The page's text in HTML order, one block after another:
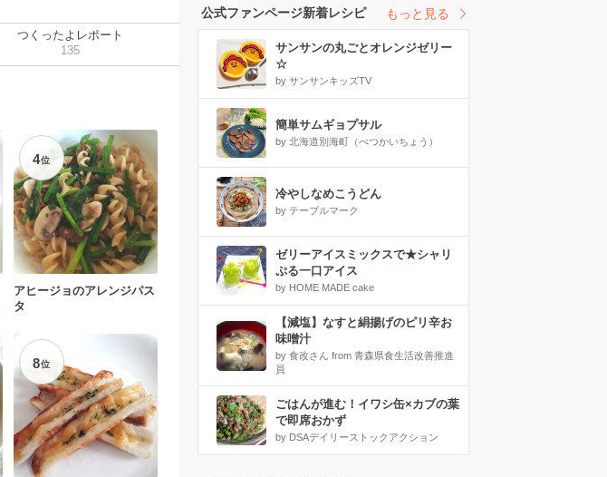
つくったよレポート
135
4位
アヒージョのアレンジパス
タ
8位
公式ファンページ新着レシピ もっと見る
サンサンの丸ごとオレンジゼリー
☆
by サンサンキッズTV
簡単サムギョプサル
by 北海道別海町（べつかいちょう）
冷やしなめこうどん
by テーブルマーク
ゼリーアイスミックスで★シャリ
ぷる一口アイス
by HOME MADE cake
【減塩】なすと絹揚げのピリ辛お
味噌汁
by 食改さん from 青森県食生活改善推進
員
ごはんが進む！イワシ缶×カブの葉
で即席おかず
by DSAデイリーストックアクション